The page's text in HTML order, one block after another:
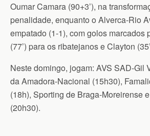
Oumar Camara (90+3’), na
penalidade, enquanto o Alverca-Rio
empatado (1-1), com golos marcados
(77’) para os ribatejanos e Clayton
Neste domingo, jogam: AVS SAD-Gil
da Amadora-Nacional (15h30),
(18h), Sporting de Braga-Moreirense
(20h30).